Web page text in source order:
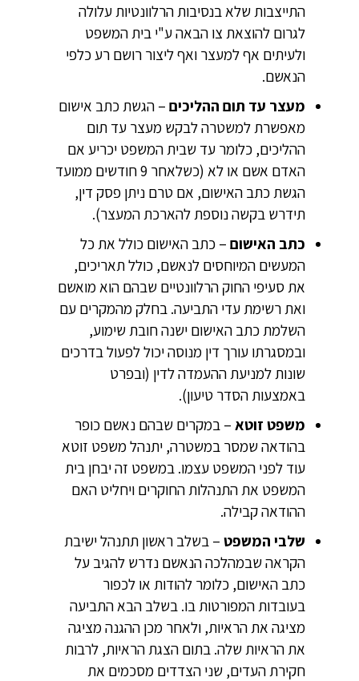
התייצבות שלא בנסיבות הרלוונטיות עלולה
לגרום להוצאת צו הבאה ע"י בית המשפט
ולעיתים אף למעצר ואף ליצור רושם רע כלפי
הנאשם.
מעצר עד תום ההליכים– הגשת כתב אישום
מאפשרת למשטרה לבקש מעצר עד תום
ההליכים, כלומר עד שבית המשפט יכריע אם
האדם אשם או לא (כשלאחר 9 חודשים ממועד
הגשת כתב האישום, אם טרם ניתן פסק דין,
תידרש בקשה נוספת להארכת המעצר).
כתב האישום– כתב האישום כולל את כל
המעשים המיוחסים לנאשם, כולל תאריכים,
את סעיפי החוק הרלוונטיים שבהם הוא מואשם
ואת רשימת עדי התביעה. בחלק מהמקרים עם
השלמת כתב האישום ישנה חובת שימוע,
ובמסגרתו עורך דין מנוסה יכול לפעול בדרכים
שונות למניעת ההעמדה לדין (ובפרט
באמצעות הסדר טיעון).
משפט זוטא– במקרים שבהם נאשם כופר
בהודאה שמסר במשטרה, יתנהל משפט זוטא
עוד לפני המשפט עצמו. במשפט זה יבחן בית
המשפט את התנהלות החוקרים ויחליט האם
ההודאה קבילה.
שלבי המשפט– בשלב ראשון תתנהל ישיבת
הקראה שבמהלכה הנאשם נדרש להגיב על
כתב האישום, כלומר להודות או לכפור
בעובדות המפורטות בו. בשלב הבא התביעה
מציגה את הראיות, ולאחר מכן ההגנה מציגה
את הראיות שלה. בתום הצגת הראיות, לרבות
חקירת העדים, שני הצדדים מסכמים את